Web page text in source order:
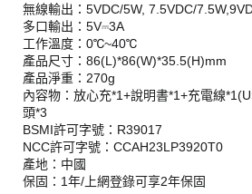
無線輸出：5VDC/5W, 7.5VDC/
多口輸出：5V⎓3A
工作溫度：0℃~40℃
產品尺寸：86(L)*86(W)*35.5(H)mm
產品淨重：270g
內容物：放心充*1+說明書*1+充電線
頭*3
BSMI許可字號：R39017
NCC許可字號：CCAH23LP3920T0
產地：中國
保固：1年/上網登錄可享2年保固